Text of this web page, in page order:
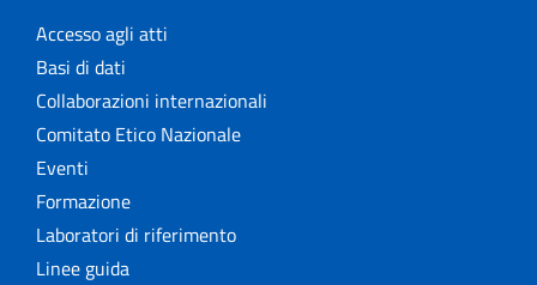
Accesso agli atti
Basi di dati
Collaborazioni internazionali
Comitato Etico Nazionale
Eventi
Formazione
Laboratori di riferimento
Linee guida